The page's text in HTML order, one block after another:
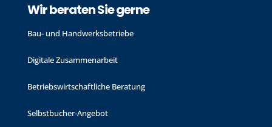
Wir beraten Sie gerne
Bau- und Handwerks­betriebe
Digitale Zusammenarbeit
Betriebswirtschaftliche Beratung
Selbstbucher-Angebot